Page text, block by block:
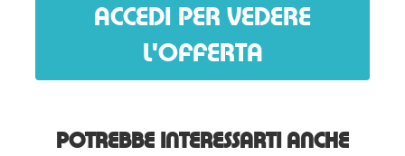
ACCEDI PER VEDERE
L'OFFERTA
POTREBBE INTERESSARTI ANCHE